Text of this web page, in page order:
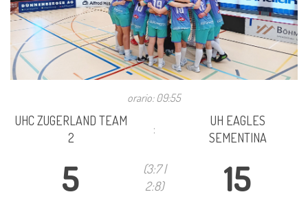
orario: 09:55
UHC ZUGERLAND TEAM
2
:
UH EAGLES
SEMENTINA
5
(3:7 |
2:8)
15